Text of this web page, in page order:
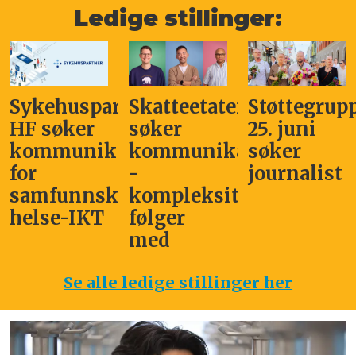
Ledige stillinger:
Sykehuspartner
HF søker
kommunikasjonssjef
for
samfunnskritisk
helse-IKT
Skatteetaten
søker
kommunikasjonsleder
-
kompleksitet
følger
med
25. juni
søker
journalist
Se alle ledige stillinger her